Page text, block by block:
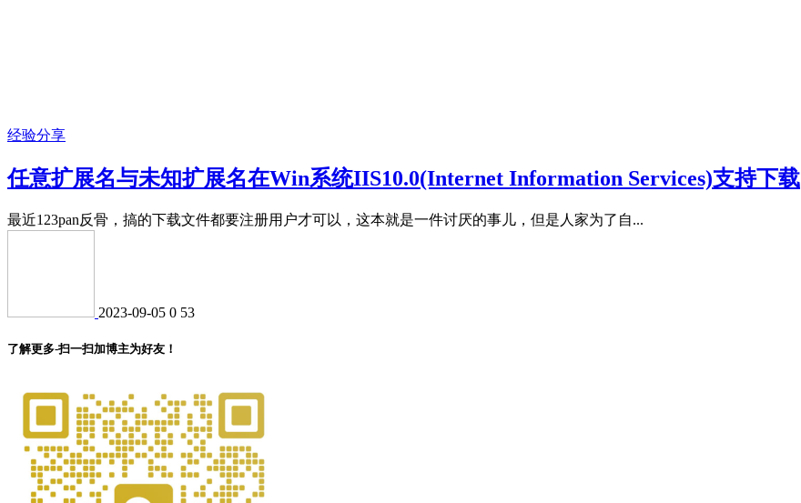
经验分享
任意扩展名与未知扩展名在Win系统IIS10.0(Internet Information Services)支持下载
最近123pan反骨，搞的下载文件都要注册用户才可以，这本就是一件讨厌的事儿，但是人家为了自...
2023-09-05 0 53
了解更多-扫一扫加博主为好友！